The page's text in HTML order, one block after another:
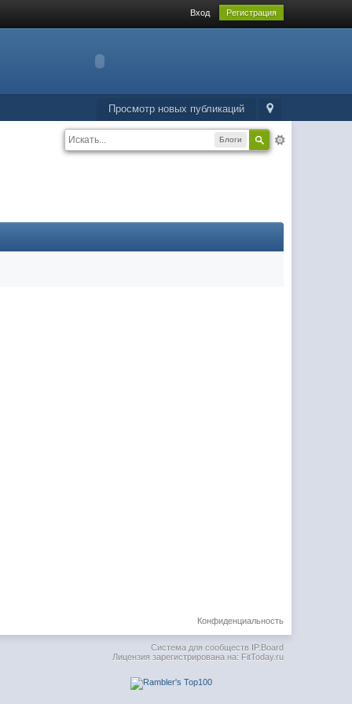
Вход Регистрация
Просмотр новых публикаций
Блоги
Конфиденциальность
Система для сообществ IP.Board
Лицензия зарегистрирована на: FitToday.ru